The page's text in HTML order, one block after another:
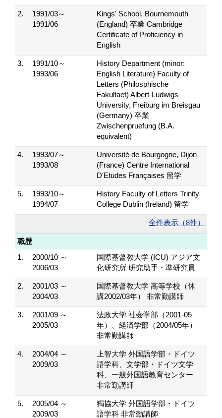
2.
1991/03～
1991/06
Kings' School, Bournemouth
(England) 卒業 Cambridge
Certificate of Proficiency in
English
3.
1991/10～
1993/06
History Department (minor:
English Literature) Faculty of
Letters (Philosphische
Fakultaet) Albert-Ludwigs-
University, Freiburg im Breisgau
(Germany) 卒業
Zwischenpruefung (B.A.
equivalent)
4.
1993/07～
1993/08
Université de Bourgogne, Dijon
(France) Centre International
D'Etudes Françaises 留学
5.
1993/10～
1994/07
History Faculty of Letters Trinity
College Dublin (Ireland) 留学
全件表示（8件）
職歴
1.
2000/10 ～
2006/03
国際基督教大学 (ICU) アジア文
化研究所 研究助手・準研究員
2.
2001/03 ～
2004/03
国際基督教大学 高等学校（休
講2002/03年） 非常勤講師
3.
2001/09 ～
2005/03
法政大学 社会学部（2001-05
年）、経済学部（2004/05年）
非常勤講師
4.
2004/04 ～
2009/03
上智大学 外国語学部・ドイツ
語学科、文学部・ドイツ文学
科、一般外国語教育センター
非常勤講師
5.
2005/04 ～
2009/03
獨協大学 外国語学部・ドイツ
語学科 非常勤講師